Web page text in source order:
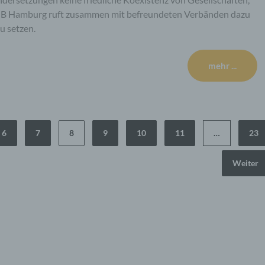
Hamburg ruft zusammen mit befreundeten Verbänden dazu
setzen.
mehr ...
6 7 8 9 10 11 … 23
Weiter
das Erfassen, die Organisation, das Ordnen, die
Anpassung oder Veränderung, das Auslesen, das Abfragen,
Verwendung, die Offenlegung durch Übermittlung, Verbreitung
Verknüpfung, die Einschränkung, das Löschen oder die
personenbezogener Daten mit dem Ziel, ihre künftige
einzuschränken.
persönliche Aspekte, die sich auf eine natürliche Person
zu bewerten, insbesondere, um Aspekte bezüglich